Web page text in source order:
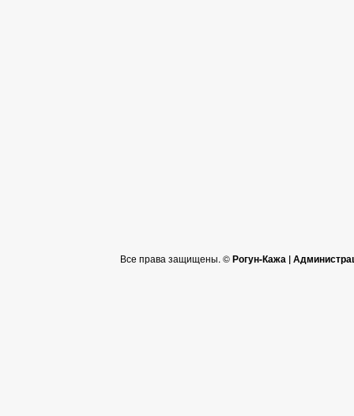
Все права защищены. ©Рогун-Кажа |